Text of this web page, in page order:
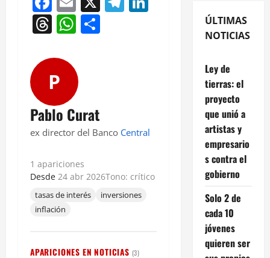
Threads
WhatsApp
P
Pablo Curat
ex director del Banco Central
1 apariciones
Desde 24 abr 2026Tono: crítico
tasas de interés
inversiones
inflación
APARICIONES EN NOTICIAS (3)
ÚLTIMAS
NOTICIAS
Ley de
tierras: el
proyecto
que unió a
artistas y
empresario
s contra el
gobierno
Solo 2 de
cada 10
jóvenes
quieren ser